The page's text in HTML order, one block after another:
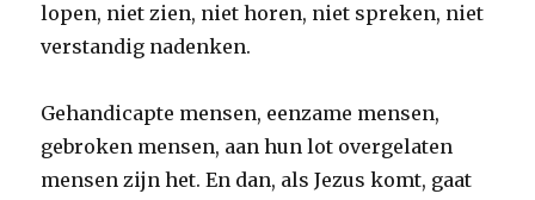
lopen, niet zien, niet horen, niet spreken, niet
verstandig nadenken.
Gehandicapte mensen, eenzame mensen,
gebroken mensen, aan hun lot overgelaten
mensen zijn het. En dan, als Jezus komt, gaat